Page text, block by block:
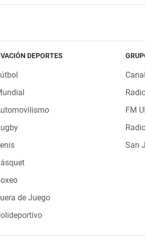
DEPORTES
de Juego
FM
San